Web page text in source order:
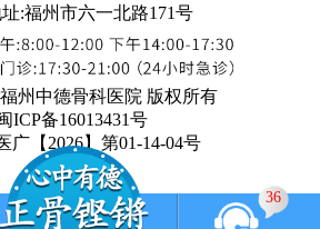
:福州市六一北路171号
州中德骨科医院 版权所有
ICP备16013431号
广【2026】第01-14-04号
36